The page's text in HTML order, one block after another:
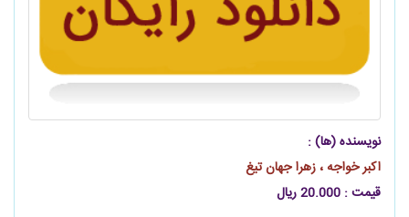
نویسنده (ها) :
اکبر خواجه ، زهرا جهان تیغ
قیمت : 20.000 ریال